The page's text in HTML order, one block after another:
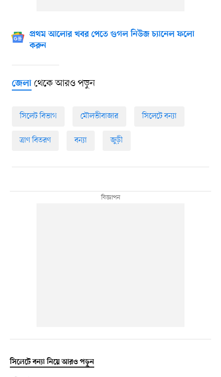
প্রথম আলোর খবর পেতে গুগল নিউজ চ্যানেল ফলো
করুন
জেলাথেকে আরও পড়ুন
সিলেট বিভাগ মৌলভীবাজার সিলেটে বন্যা
ত্রাণ বিতরণ বন্যা জুড়ী
সিলেটে বন্যা নিয়ে আরও পড়ুন